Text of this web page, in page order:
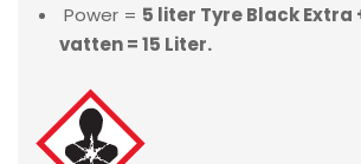
Power = 5 liter Tyre Black Extra
vatten = 15 Liter.